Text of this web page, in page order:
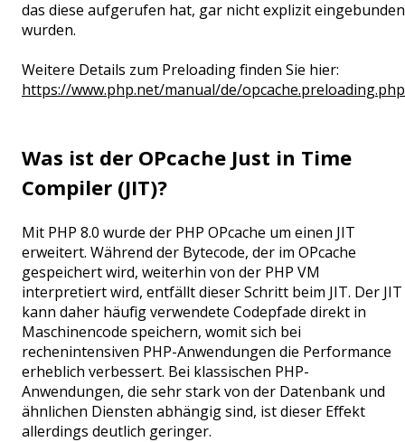
das diese aufgerufen hat, gar nicht explizit eingebunden
wurden.
Weitere Details zum Preloading finden Sie hier:
https://www.php.net/manual/de/opcache.preloading.php
Was ist der OPcache Just in Time
Compiler (JIT)?
Mit PHP 8.0 wurde der PHP OPcache um einen JIT
erweitert. Während der Bytecode, der im OPcache
gespeichert wird, weiterhin von der PHP VM
interpretiert wird, entfällt dieser Schritt beim JIT. Der JIT
kann daher häufig verwendete Codepfade direkt in
Maschinencode speichern, womit sich bei
rechenintensiven PHP-Anwendungen die Performance
erheblich verbessert. Bei klassischen PHP-
Anwendungen, die sehr stark von der Datenbank und
ähnlichen Diensten abhängig sind, ist dieser Effekt
allerdings deutlich geringer.